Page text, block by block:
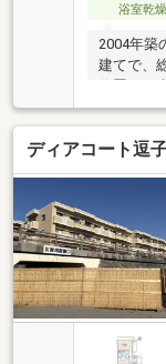
浴室乾
2004年築
建てで、
位置する
ことがで
りスポッ
み。キッ
め、すぐ
ディアコート逗